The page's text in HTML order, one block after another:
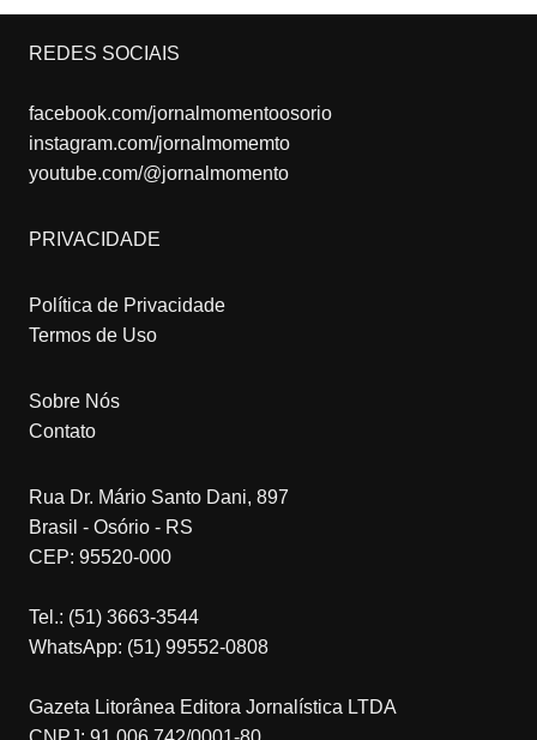
REDES SOCIAIS
facebook.com/jornalmomentoosorio
instagram.com/jornalmomemto
youtube.com/@jornalmomento
PRIVACIDADE
Política de Privacidade
Termos de Uso
Sobre Nós
Contato
Rua Dr. Mário Santo Dani, 897
Brasil - Osório - RS
CEP: 95520-000
Tel.: (51) 3663-3544
WhatsApp: (51) 99552-0808
Gazeta Litorânea Editora Jornalística LTDA